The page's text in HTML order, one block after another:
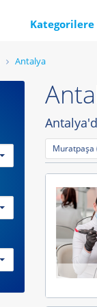
Kategorilere
Antalya
Muratpaşa